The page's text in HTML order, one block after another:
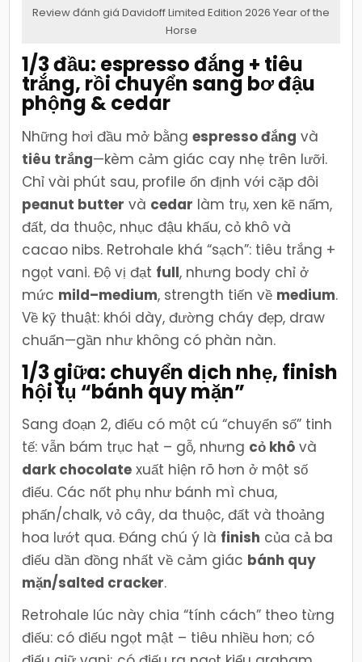
Review đánh giá Davidoff Limited Edition 2026 Year of the
Horse
1/3 đầu: espresso đắng + tiêu
trắng, rồi chuyển sang bơ đậu
phộng & cedar
Những hơi đầu mở bằngespresso đắng và
tiêu trắng—kèm cảm giác cay nhẹ trên lưỡi.
Chỉ vài phút sau, profile ổn định với cặp đôi
peanut butter và cedar làm trụ, xen kẽ nấm,
đất, da thuộc, nhục đậu khấu, cỏ khô và
cacao nibs. Retrohale khá “sạch”: tiêu trắng +
ngọt vani. Độ vị đạt full, nhưng body chỉ ở
mức mild–medium, strength tiến về medium.
Về kỹ thuật: khói dày, đường cháy đẹp, draw
chuẩn—gần như không có phàn nàn.
1/3 giữa: chuyển dịch nhẹ, finish
hội tụ “bánh quy mặn”
Sang đoạn 2, điếu có một cú “chuyển số” tinh
tế: vẫn bám trục hạt – gỗ, nhưng cỏ khô và
dark chocolate xuất hiện rõ hơn ở một số
điếu. Các nốt phụ như bánh mì chua,
phấn/chalk, vỏ cây, da thuộc, đất và thoảng
hoa lướt qua. Đáng chú ý là finish của cả ba
điếu dần đồng nhất về cảm giác bánh quy
mặn/salted cracker.
Retrohale lúc này chia “tính cách” theo từng
điếu: có điếu ngọt mật – tiêu nhiều hơn; có